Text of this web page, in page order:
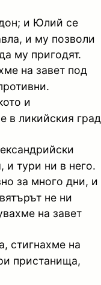
и Юлий се
и му позволи
му пригодят.
на завет под
и
в ликийския град
и тури ни в него.
за много дни, и
не ни
на завет
стигнахме на
пристанища,